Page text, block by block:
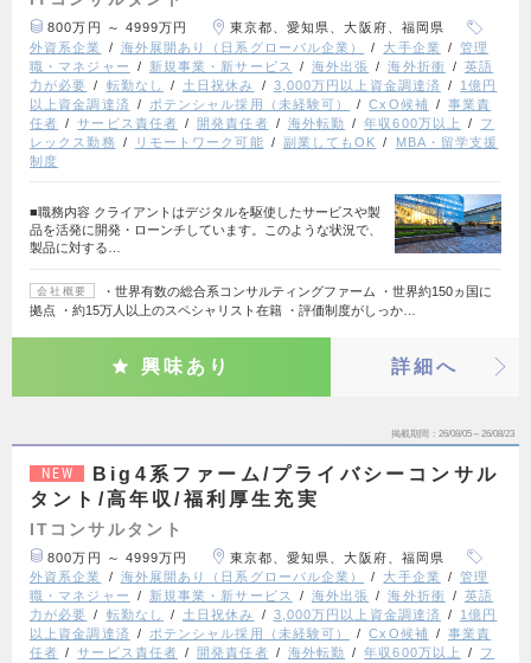
800万円 ～ 4999万円
東京都、愛知県、大阪府、福岡県
外資系企業
海外展開あり（日系グローバル企業） 大手企業
管理
職・マネジャー
新規事業・新サービス 海外出張 海外折衝
英語
力が必要
転勤なし 土日祝休み 3,000万円以上資金調達済
1億円
以上資金調達済
ポテンシャル採用（未経験可） CxO候補
事業責
任者
サービス責任者 開発責任者 海外転勤 年収600万以上
フ
レックス勤務
リモートワーク可能 副業してもOK
MBA・留学支援
制度
■職務内容 クライアントはデジタルを駆使したサービスや製
品を活発に開発・ローンチしています。このような状況で、
製品に対する…
会社概要
・世界有数の総合系コンサルティングファーム ・世界約150ヵ国に
拠点 ・約15万人以上のスペシャリスト在籍 ・評価制度がしっか…
興味あり 詳細へ
掲載期間 26/08/05～26/08/23
NEW
Big4系ファーム/プライバシーコンサル
タント/高年収/福利厚生充実
ITコンサルタント
800万円 ～ 4999万円
東京都、愛知県、大阪府、福岡県
外資系企業
海外展開あり（日系グローバル企業） 大手企業
管理
職・マネジャー
新規事業・新サービス 海外出張 海外折衝
英語
力が必要
転勤なし 土日祝休み 3,000万円以上資金調達済
1億円
以上資金調達済
ポテンシャル採用（未経験可） CxO候補
事業責
任者
サービス責任者 開発責任者 海外転勤 年収600万以上
フ